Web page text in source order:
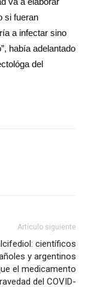
si fueran
a infectar sino
había adelantado
del
Artículo siguiente
científicos
y argentinos
el medicamento
del COVID-